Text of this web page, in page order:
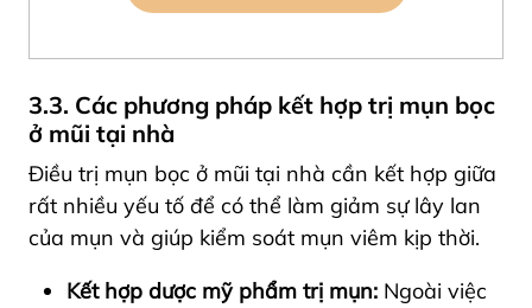
3.3. Các phương pháp kết hợp trị mụn bọc
ở mũi tại nhà
Điều trị mụn bọc ở mũi tại nhà cần kết hợp giữa
rất nhiều yếu tố để có thể làm giảm sự lây lan
của mụn và giúp kiểm soát mụn viêm kịp thời.
Kết hợp dược mỹ phẩm trị mụn: Ngoài việc